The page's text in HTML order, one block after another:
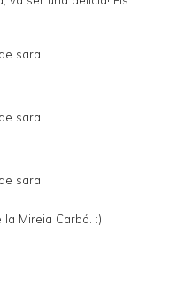
Mireia Carbó. :)